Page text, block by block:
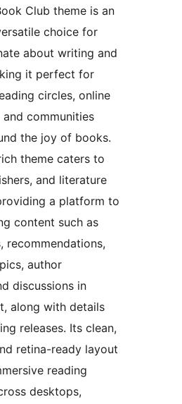
Club theme is an
choice for
about writing and
it perfect for
circles, online
communities
the joy of books.
theme caters to
and literature
a platform to
content such as
recommendations,
author
discussions in
along with details
releases. Its clean,
retina-ready layout
reading
desktops,